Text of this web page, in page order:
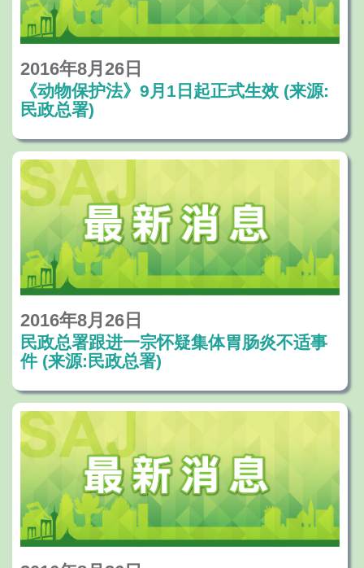
2016年8月26日
《动物保护法》9月1日起正式生效 (来源:
民政总署)
2016年8月26日
民政总署跟进一宗怀疑集体胃肠炎不适事
件 (来源:民政总署)